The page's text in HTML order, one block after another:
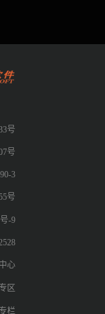
号
号
3
号
-9
心
区
栏